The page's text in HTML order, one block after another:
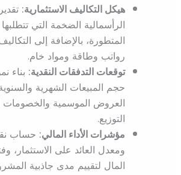
هيكل التكاليف الاستثمارية:
الرأسمالية الضخمة التي
المتطورة، بالإضافة إلى
رواتب وطاقة ومواد خام.
توقعات التدفقات النقدية:بناء
حجم المبيعات الشهرية
العروض الموسمية والخصومات
التوزيع.
مؤشرات الأداء المالي:حساب
ومعدل العائد على الاستثمار،
المال لتقييم مدى جاذبية